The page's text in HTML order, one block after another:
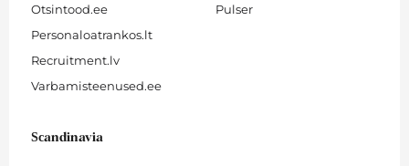
Otsintood.ee
Personaloatrankos.lt
Recruitment.lv
Varbamisteenused.ee
Pulser
Scandinavia